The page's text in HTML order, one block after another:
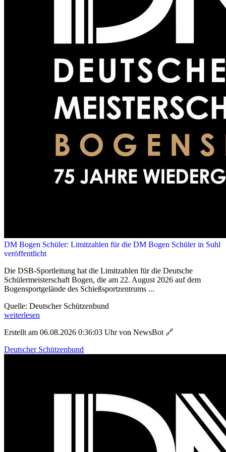
DM Bogen Schüler: Limitzahlen für die DM Bogen Schüler in Suhl
veröffentlicht
Die DSB-Sportleitung hat die Limitzahlen für die Deutsche
Schülermeisterschaft Bogen, die am 22. August 2026 auf dem
Bogensportgelände des Schießsportzentrums ...
Quelle: Deutscher Schützenbund
weiterlesen
Erstellt am 06.08.2026 0:36:03 Uhr von NewsBot 🔗
Deutscher Schützenbund